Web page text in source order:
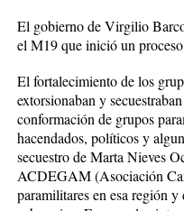
El gobierno de Virgilio
el M19 que inició un
El fortalecimiento de los
extorsionaban y
conformación de grupos
hacendados, políticos y
secuestro de Marta Nieves
ACDEGAM (Asociación
paramilitares en esa región